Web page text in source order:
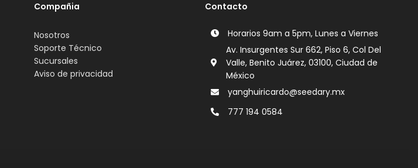
Compañia
Nosotros
Soporte Técnico
Sucursales
Aviso de privacidad
Contacto
Horarios 9am a 5pm, Lunes a Viernes
Av. Insurgentes Sur 662, Piso 6, Col Del
Valle, Benito Juárez, 03100, Ciudad de
México
yanghuiricardo@seedary.mx
777 194 0584